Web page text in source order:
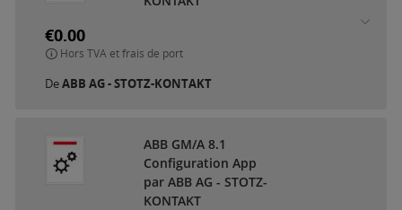
€0.00
Hors TVA et frais de port
DeABB AG - STOTZ-KONTAKT
ABB GM/A 8.1
Configuration App
par ABB AG - STOTZ-
KONTAKT